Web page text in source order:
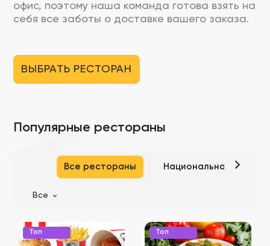
офис, поэтому наша команда готова взять на
себя все заботы о доставке вашего заказа.
ВЫБРАТЬ РЕСТОРАН
Популярные рестораны
Все рестораны Национальная кухня
Все
Топ Топ